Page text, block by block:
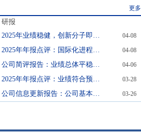
更多
研报
2025年业绩稳健，创新分子即将商业化销售 04-08
2025年年报点评：国际化进程提速，多项创新管线取得积极进展 04-08
公司简评报告：业绩总体平稳，创新研发快速推进 04-06
2025年年报点评：业绩符合预期，加速创新转型，布局国际化出海 03-28
公司信息更新报告：公司基本盘表现稳健，创新国际化进展加快 03-26